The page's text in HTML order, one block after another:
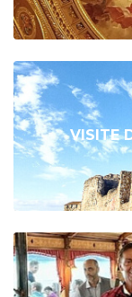
VISITE